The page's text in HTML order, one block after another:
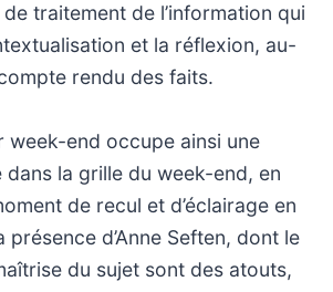
traitement de l’information qui
et la réflexion, au-
rendu des faits.
week-end occupe ainsi une
dans la grille du week-end, en
de recul et d’éclairage en
présence d’Anne Seften, dont le
du sujet sont des atouts,